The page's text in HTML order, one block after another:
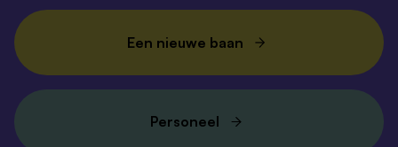
Een nieuwe baan
Personeel